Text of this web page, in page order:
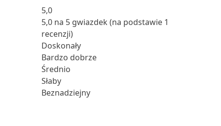
5,0
5,0 na 5 gwiazdek (na podstawie 1
recenzji)
Doskonały
Bardzo dobrze
Średnio
Słaby
Beznadziejny